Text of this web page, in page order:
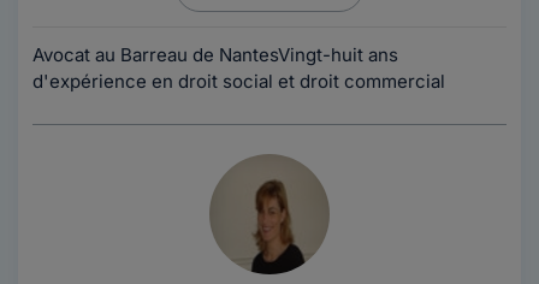
Avocat au Barreau de NantesVingt-huit ans
d'expérience en droit social et droit commercial